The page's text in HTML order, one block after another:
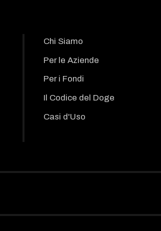
Chi Siamo
Per le Aziende
Per i Fondi
Il Codice del Doge
Casi d'Uso